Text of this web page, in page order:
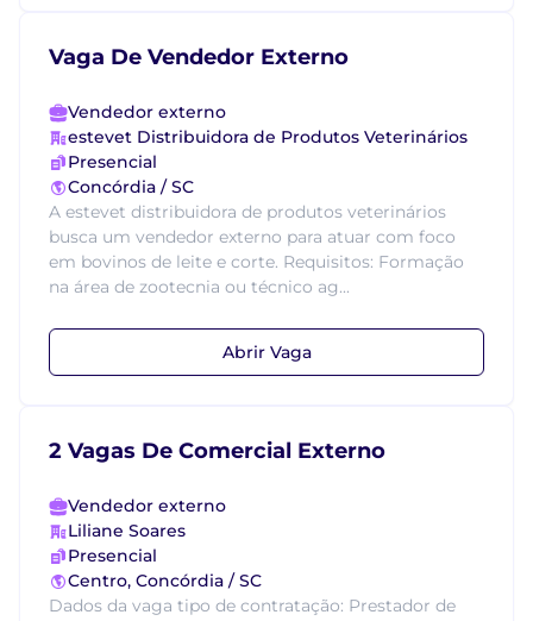
Vaga De Vendedor Externo
Vendedor externo
estevet Distribuidora de Produtos Veterinários
Presencial
Concórdia / SC
A estevet distribuidora de produtos veterinários
busca um vendedor externo para atuar com foco
em bovinos de leite e corte. Requisitos: Formação
na área de zootecnia ou técnico ag...
Abrir Vaga
2 Vagas De Comercial Externo
Vendedor externo
Liliane Soares
Presencial
Centro, Concórdia / SC
Dados da vaga tipo de contratação: Prestador de